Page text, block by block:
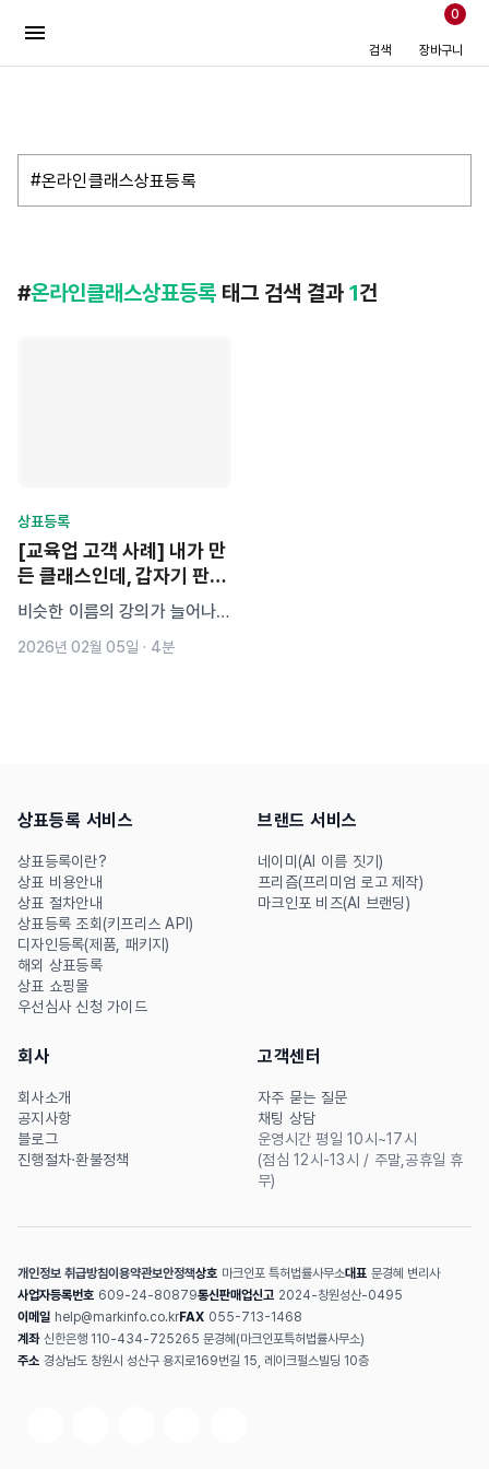
검색 장바구니
0
#
#온라인클래스상표등록 태그 검색 결과 1건
상표등록
[교육업 고객 사례] 내가 만
든 클래스인데, 갑자기 판매
하지 말래요
비슷한 이름의 강의가 늘어나
는 지금, 내 브랜드는 안전할까
2026년 02월 05일 · 4분
상표등록 서비스
상표등록이란?
상표 비용안내
상표 절차안내
상표등록 조회(키프리스 API)
디자인등록(제품, 패키지)
해외 상표등록
상표 쇼핑몰
우선심사 신청 가이드
브랜드 서비스
네이미(AI 이름 짓기)
프리즘(프리미엄 로고 제작)
마크인포 비즈(AI 브랜딩)
회사
회사소개
공지사항
블로그
진행절차·환불정책
고객센터
자주 묻는 질문
채팅 상담
운영시간 평일 10시~17시
(점심 12시-13시 / 주말,공휴일 휴
무)
개인정보 취급방침이용약관보안정책상호 마크인포 특허법률사무소대표 문경혜 변리사
사업자등록번호 609-24-80879통신판매업신고 2024-창원성산-0495
이메일 help@markinfo.co.krFAX 055-713-1468
계좌 신한은행 110-434-725265 문경혜(마크인포특허법률사무소)
주소 경상남도 창원시 성산구 용지로169번길 15, 레이크펄스빌딩 10층